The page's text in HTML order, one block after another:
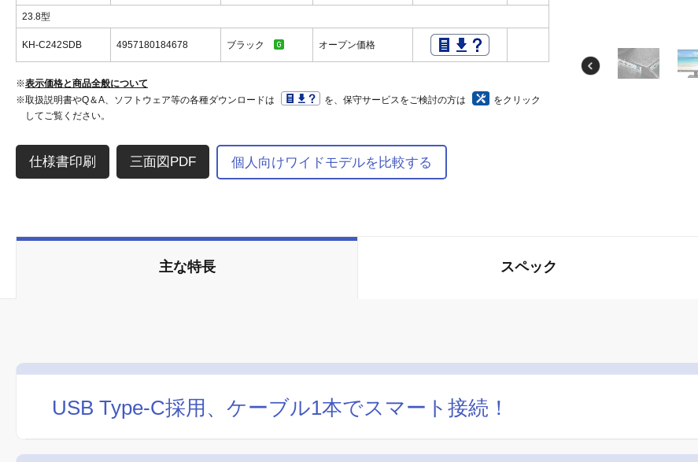
23.8型
KH-C242SDB 4957180184678 ブラック オープン価格
※表示価格と商品全般について
※取扱説明書やQ＆A、ソフトウェア等の各種ダウンロードは
を、保守サービスをご検討の方は
をクリック
してご覧ください。
三面図PDF 個人向けワイドモデルを比較する
主な特長 スペック
USB Type-C採用、ケーブル1本でスマート接続！